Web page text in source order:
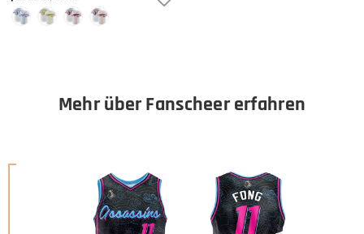
Mehr über Fanscheer erfahren